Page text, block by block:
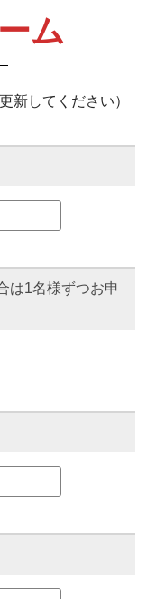
ム
新してください）
は1名様ずつお申